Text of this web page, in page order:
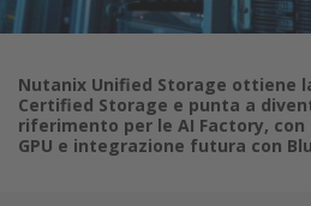
Nutanix Unified Storage ottiene
Certified Storage e punta a
riferimento per le AI Factory,
GPU e integrazione futura con